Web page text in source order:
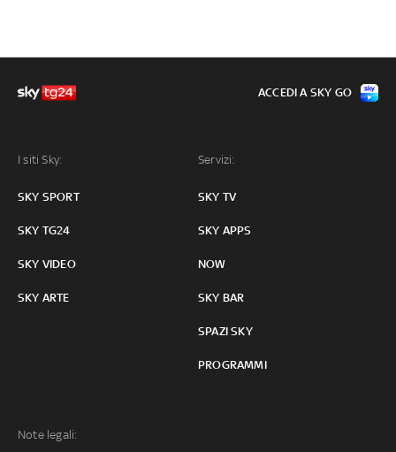
I siti Sky:
SKY SPORT
SKY TG24
SKY VIDEO
SKY ARTE
Servizi:
SKY TV
SKY APPS
NOW
SKY BAR
SPAZI SKY
PROGRAMMI
Note legali:
ACCEDI A SKY GO